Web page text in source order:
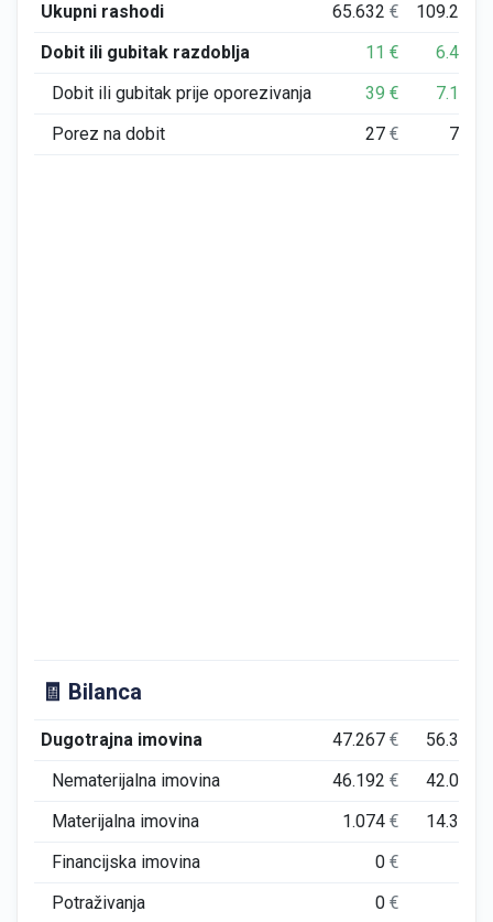
Ukupni rashodi
65.632€ 109.210
Dobit ili gubitak razdoblja
11€ 6.414
Dobit ili gubitak prije oporezivanja
39€ 7.127
Porez na dobit
27€ 712
🧾 Bilanca
Dugotrajna imovina 47.267€ 56.348
Nematerijalna imovina
46.192€ 42.034
Materijalna imovina
1.074€ 14.314
Financijska imovina
0€
Potraživanja
0€